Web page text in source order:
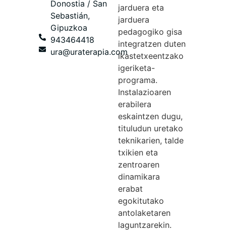
Donostia / San
Sebastián,
Gipuzkoa
943464418
ura@uraterapia.com
jarduera eta
jarduera
pedagogiko gisa
integratzen duten
ikastetxeentzako
igeriketa-
programa.
Instalazioaren
erabilera
eskaintzen dugu,
tituludun uretako
teknikarien, talde
txikien eta
zentroaren
dinamikara
erabat
egokitutako
antolaketaren
laguntzarekin.